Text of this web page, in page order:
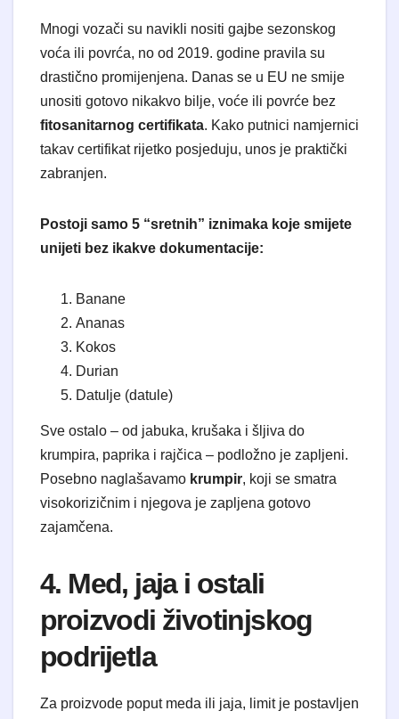
Mnogi vozači su navikli nositi gajbe sezonskog
voća ili povrća, no od 2019. godine pravila su
drastično promijenjena. Danas se u EU ne smije
unositi gotovo nikakvo bilje, voće ili povrće bez
fitosanitarnog certifikata. Kako putnici namjernici
takav certifikat rijetko posjeduju, unos je praktički
zabranjen.
Postoji samo 5 “sretnih” iznimaka koje smijete
unijeti bez ikakve dokumentacije:
Banane
Ananas
Kokos
Durian
Datulje (datule)
Sve ostalo – od jabuka, krušaka i šljiva do
krumpira, paprika i rajčica – podložno je zapljeni.
Posebno naglašavamo krumpir, koji se smatra
visokorizičnim i njegova je zapljena gotovo
zajamčena.
4. Med, jaja i ostali
proizvodi životinjskog
podrijetla
Za proizvode poput meda ili jaja, limit je postavljen